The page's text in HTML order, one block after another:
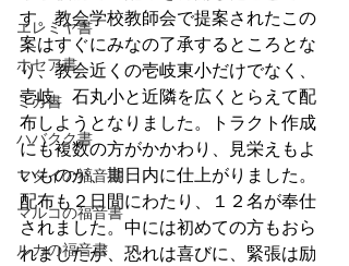
エレミヤ書
ホセア書
ミカ書
ハバクク書
マタイの福音書
マルコの福音書
ルカの福音書
す。教会学校教師会で提案されたこの
案はすぐにみなの了承するところとな
り、教会近くの壱岐東小だけでなく、
壱岐、石丸小と近隣を広くとらえて配
布しようとなりました。トラクト作成
にも複数の方がかかわり、見栄えもよ
いものが、期日内に仕上がりました。
配布も２日間にわたり、１２名が奉仕
されました。中には初めての方もおら
れましたが、恐れは喜びに、緊張は励